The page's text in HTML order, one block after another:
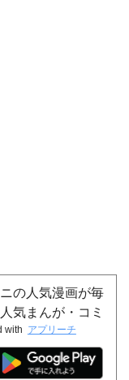
の人気漫画が毎
気まんが・コミ
with アプリーチ